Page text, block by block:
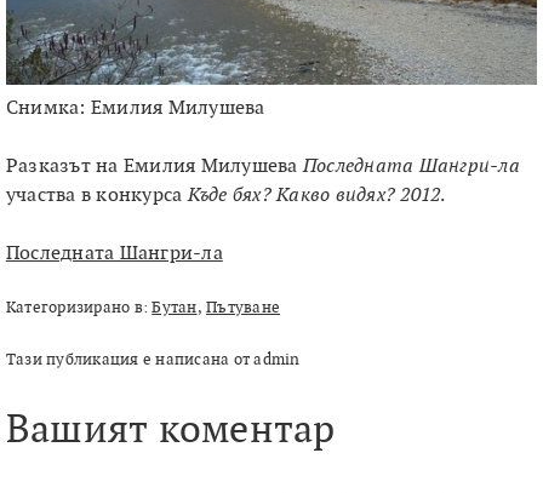
Снимка: Емилия Милушева
Разказът на Емилия МилушеваПоследната Шангри-ла
участва в конкурсаКъде бях? Какво видях? 2012.
Последната Шангри-ла
Категоризирано в:Бутан,Пътуване
Тази публикация е написана от admin
Вашият коментар